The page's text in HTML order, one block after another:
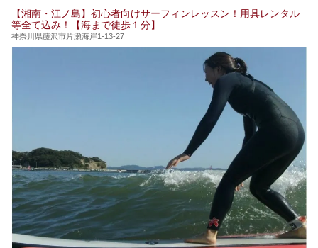
今回は日帰り温泉としての「絶景日帰り温泉 龍宮殿本館
（以下、龍宮殿本館）」と、旅館としての「箱根 芦ノ湖畔
蛸川温泉 龍宮殿（以下、龍宮殿）」の両方の魅力をたっぷ
りお伝えします！
ここは箱根神社、九頭龍神社、白龍神社、箱根元宮と箱根の
4つの神社に囲まれたパワースポットです。
提供元：株式会社西武・プリンスホテルズワールドワイド
この記事は箱根 芦ノ湖畔蛸川温泉 龍宮殿のPR記事です。
【湘南・江ノ島】初心者向けサーフィンレッスン！用具レンタル
等全て込み！【海まで徒歩１分】
神奈川県藤沢市片瀬海岸1-13-27